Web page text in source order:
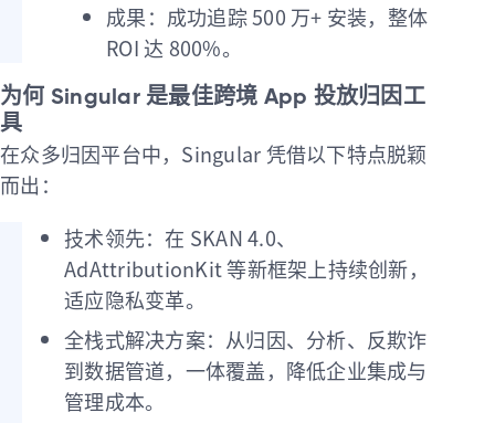
成果：成功追踪 500 万+ 安装，整体
ROI 达 800%。
为何 Singular 是最佳跨境 App 投放归因工
具
在众多归因平台中，Singular 凭借以下特点脱颖
而出：
技术领先：在 SKAN 4.0、
AdAttributionKit 等新框架上持续创新，
适应隐私变革。
全栈式解决方案：从归因、分析、反欺诈
到数据管道，一体覆盖，降低企业集成与
管理成本。